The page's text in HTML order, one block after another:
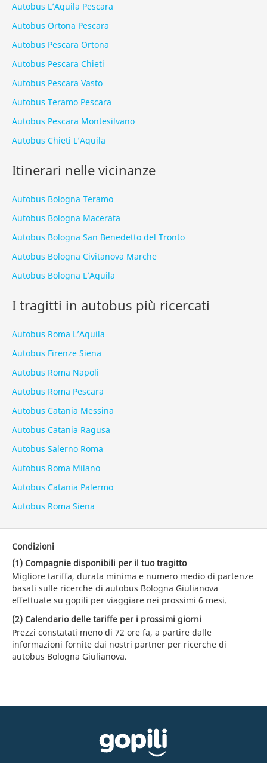
Autobus L’Aquila Pescara
Autobus Ortona Pescara
Autobus Pescara Ortona
Autobus Pescara Chieti
Autobus Pescara Vasto
Autobus Teramo Pescara
Autobus Pescara Montesilvano
Autobus Chieti L’Aquila
Itinerari nelle vicinanze
Autobus Bologna Teramo
Autobus Bologna Macerata
Autobus Bologna San Benedetto del Tronto
Autobus Bologna Civitanova Marche
Autobus Bologna L’Aquila
I tragitti in autobus più ricercati
Autobus Roma L’Aquila
Autobus Firenze Siena
Autobus Roma Napoli
Autobus Roma Pescara
Autobus Catania Messina
Autobus Catania Ragusa
Autobus Salerno Roma
Autobus Roma Milano
Autobus Catania Palermo
Autobus Roma Siena
Condizioni
(1) Compagnie disponibili per il tuo tragitto
Migliore tariffa, durata minima e numero medio di partenze
basati sulle ricerche di autobus Bologna Giulianova
effettuate su gopili per viaggiare nei prossimi 6 mesi.
(2) Calendario delle tariffe per i prossimi giorni
Prezzi constatati meno di 72 ore fa, a partire dalle
informazioni fornite dai nostri partner per ricerche di
autobus Bologna Giulianova.